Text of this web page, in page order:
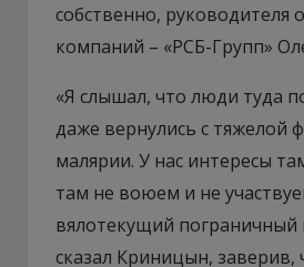
собственно, руководителя
компаний – «РСБ-Групп»
«Я слышал, что люди туда
даже вернулись с тяжелой
малярии. У нас интересы
там не воюем и не
вялотекущий пограничный
сказал Криницын, заверив,